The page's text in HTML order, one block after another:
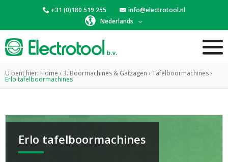
+31 (0)180 519 255
info@electrotool.nl
Nederlands
U bent hier: Home › 3. Boormachines & Gatzagen › Tafelboormachines›
Erlo tafelboormachines
Erlo tafelboormachines